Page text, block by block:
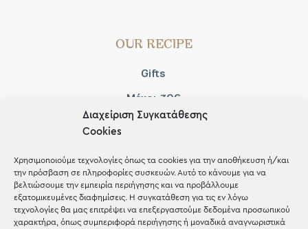
Διαχείριση Συγκατάθεσης
Cookies
Χρησιμοποιούμε τεχνολογίες όπως τα cookies για την αποθήκευση ή/και
την πρόσβαση σε πληροφορίες συσκευών. Αυτό το κάνουμε για να
βελτιώσουμε την εμπειρία περιήγησης και να προβάλλουμε
εξατομικευμένες διαφημίσεις. Η συγκατάθεση για τις εν λόγω
τεχνολογίες θα μας επιτρέψει να επεξεργαστούμε δεδομένα προσωπικού
χαρακτήρα, όπως συμπεριφορά περιήγησης ή μοναδικά αναγνωριστικά
OUR RECIPE
Gifts
Μέχρι 30€
Blog